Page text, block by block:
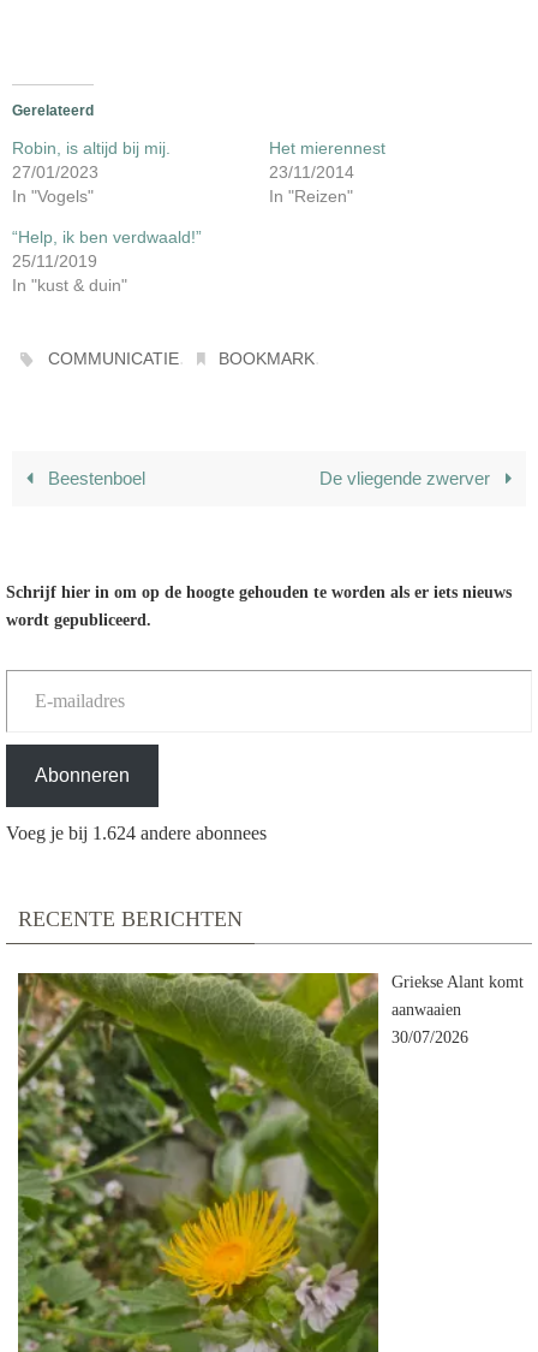
Gerelateerd
Robin, is altijd bij mij.
27/01/2023
In "Vogels"
Het mierennest
23/11/2014
In "Reizen"
“Help, ik ben verdwaald!”
25/11/2019
In "kust & duin"
COMMUNICATIE. BOOKMARK.
Beestenboel De vliegende zwerver
Schrijf hier in om op de hoogte gehouden te worden als er iets nieuws
wordt gepubliceerd.
E-mailadres
Abonneren
Voeg je bij 1.624 andere abonnees
RECENTE BERICHTEN
Griekse Alant komt
aanwaaien
30/07/2026